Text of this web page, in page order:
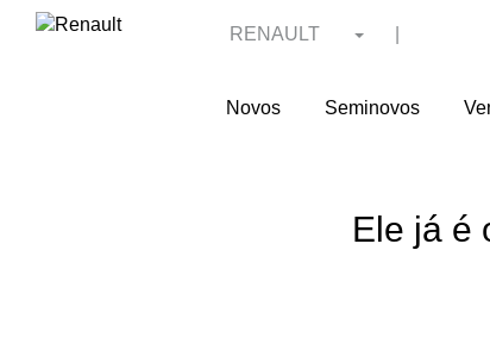
RENAULT
Novos Seminovos
Ele já é